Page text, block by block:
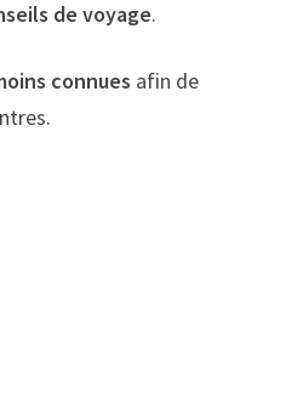
de voyage.
connues afin de